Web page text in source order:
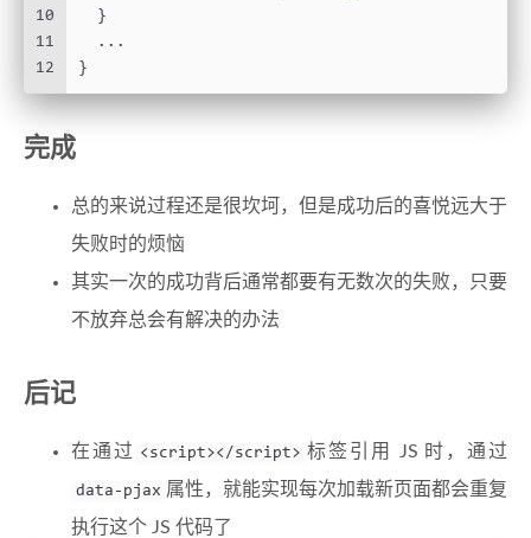
10
11
12
  }
  ...
}
完成
总的来说过程还是很坎坷，但是成功后的喜悦远大于
失败时的烦恼
其实一次的成功背后通常都要有无数次的失败，只要
不放弃总会有解决的办法
后记
在通过 <script></script> 标签引用 JS 时，通过
data-pjax 属性，就能实现每次加载新页面都会重复
执行这个 JS 代码了